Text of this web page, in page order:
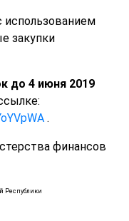
использованием
закупки
до 4 июня 2019
.
финансов
Республики